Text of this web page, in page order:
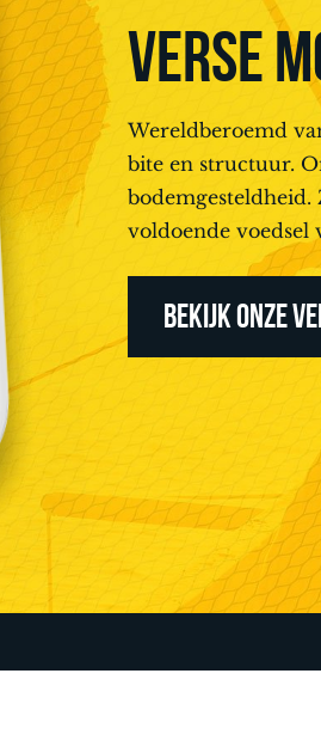
VERSE
Wereldberoemd
bite en structuur.
bodemgesteldheid.
voldoende voedsel
BEKIJK ONZE